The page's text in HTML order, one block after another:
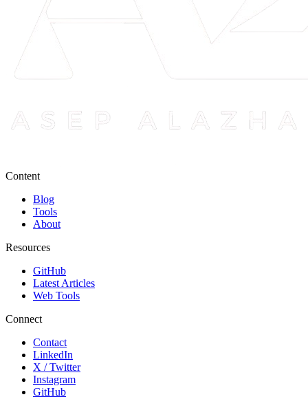
Content
Blog
Tools
About
Resources
GitHub
Latest Articles
Web Tools
Connect
Contact
LinkedIn
X / Twitter
Instagram
GitHub